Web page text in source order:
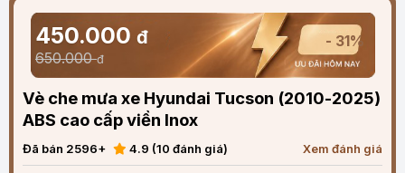
450.000 đ
650.000đ
- 31%
Vè che mưa xe Hyundai Tucson (2010-2025)
ABS cao cấp viền Inox
Đã bán 2596+ 4.9 (10 đánh giá) Xem đánh giá